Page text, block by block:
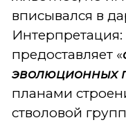
вписывался в
Интерпретация:
предоставляет «
эволюционных
планами
стволовой